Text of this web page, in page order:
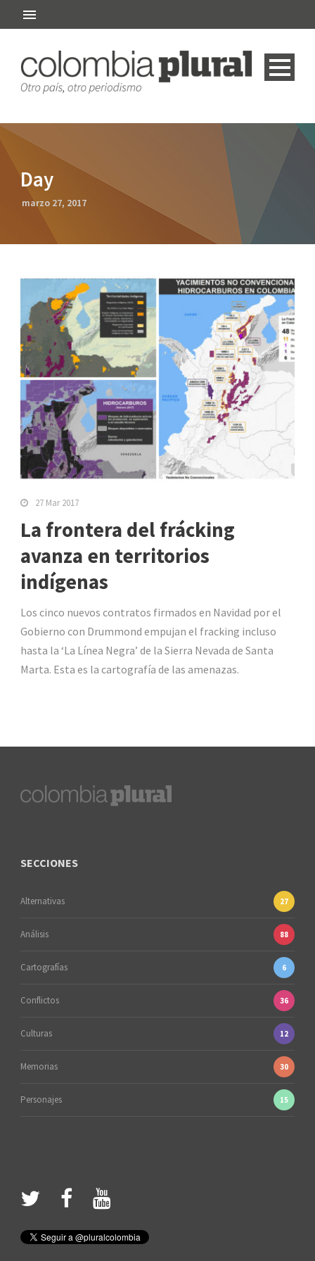
Day
marzo 27, 2017
27 Mar 2017
La frontera del frácking
avanza en territorios
indígenas
Los cinco nuevos contratos firmados en Navidad por el
Gobierno con Drummond empujan el fracking incluso
hasta la ‘La Línea Negra’ de la Sierra Nevada de Santa
Marta. Esta es la cartografía de las amenazas.
SECCIONES
Alternativas 27
Análisis 88
Cartografías 6
Conflictos 36
Culturas 12
Memorias 30
Personajes 15